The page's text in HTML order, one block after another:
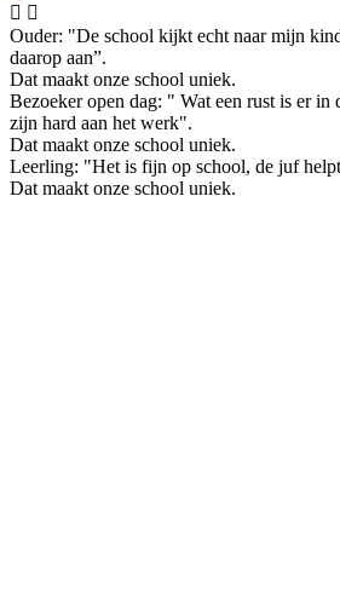
 
Ouder: "De school kijkt echt naar mijn
daarop aan”.
Dat maakt onze school uniek.
Bezoeker open dag: " Wat een rust is er
zijn hard aan het werk".
Dat maakt onze school uniek.
Leerling: "Het is fijn op school, de juf
Dat maakt onze school uniek.